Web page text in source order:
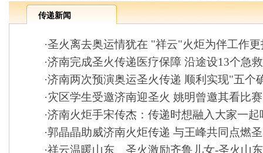
传递新闻
·圣火离去奥运情犹在 "祥云"火炬为伴工作更
·济南完成圣火传递医疗保障 沿途设13个急
·济南两次预演奥运圣火传递 顺利实现"五个
·灾区学生受邀济南迎圣火 姚明曾邀其看比赛
·济南火炬手宋传杰：传递时想融入大家一起
·郭晶晶助威济南火炬传递 与王峰共同点燃
·祥云温暖山东 圣火激励齐鲁儿女-圣火山